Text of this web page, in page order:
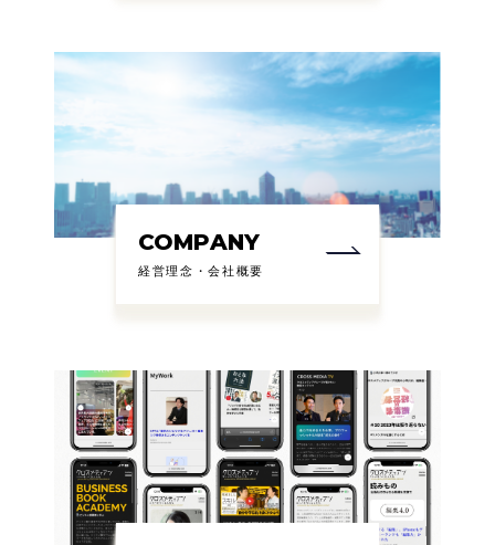
COMPANY
経営理念・会社概要